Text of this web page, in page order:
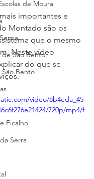
de Moura
de São Bento
São Bento
Ficalho
Serra
importantes e
Montado são os
que o mesmo
Neste vídeo
do que se
video/8b4eda_45
720p/mp4/f